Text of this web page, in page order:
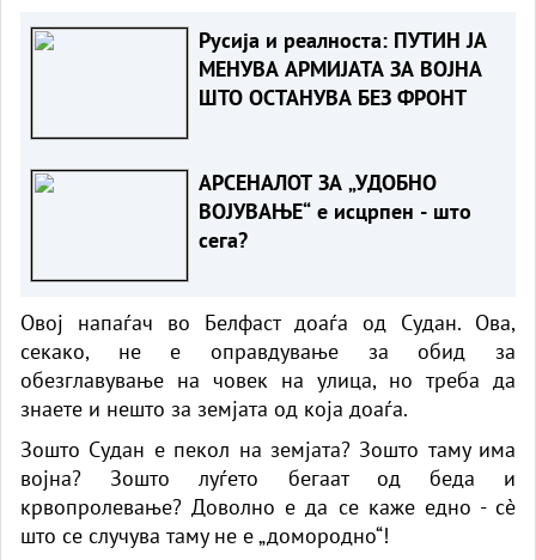
Русија и реалноста: ПУТИН ЈА
МЕНУВА АРМИЈАТА ЗА ВОЈНА
ШТО ОСТАНУВА БЕЗ ФРОНТ
АРСЕНАЛОТ ЗА „УДОБНО
ВОЈУВАЊЕ“ е исцрпен - што
сега?
Овој напаѓач во Белфаст доаѓа од Судан. Ова,
секако, не е оправдување за обид за
обезглавување на човек на улица, но треба да
знаете и нешто за земјата од која доаѓа.
Зошто Судан е пекол на земјата? Зошто таму има
војна? Зошто луѓето бегаат од беда и
крвопролевање? Доволно е да се каже едно - сè
што се случува таму не е „домородно“!